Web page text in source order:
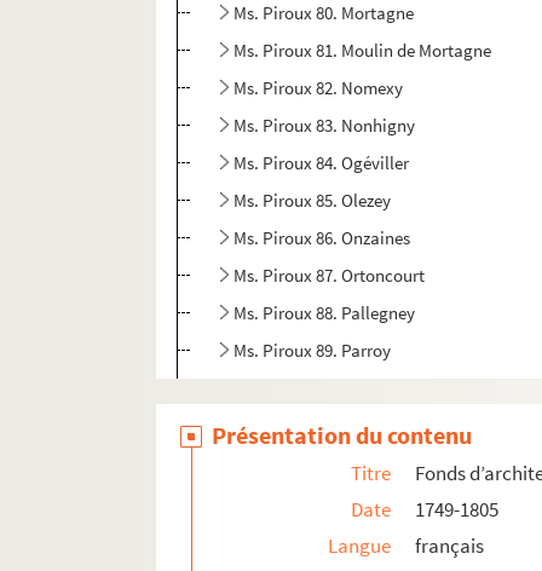
Ms. Piroux 80. Mortagne
Ms. Piroux 81. Moulin de Mortagne
Ms. Piroux 82. Nomexy
Ms. Piroux 83. Nonhigny
Ms. Piroux 84. Ogéviller
Ms. Piroux 85. Olezey
Ms. Piroux 86. Onzaines
Ms. Piroux 87. Ortoncourt
Ms. Piroux 88. Pallegney
Ms. Piroux 89. Parroy
Ms. Piroux 91. Pexonne
Ms. Piroux 92. Portieux
Ms. Piroux 93. Rambervillers, domaine
Ms. Piroux 94. Rambervillers, domaine
Présentation du contenu
Titre
Fonds
Date
1749-1805
Langue
français